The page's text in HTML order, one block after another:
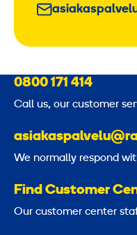
0800 171 414
Call us, our customer
We normally respond
Find Customer
Our customer center